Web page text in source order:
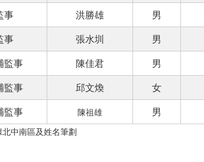
事 洪勝雄 男
事 張水圳 男
監事 陳佳君 男
監事 邱文煥 女
監事 陳祖雄 男
中南區及姓名筆劃